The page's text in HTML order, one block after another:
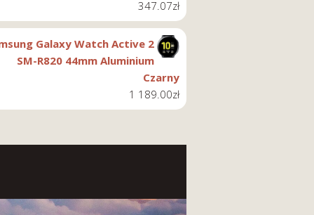
347.07zł
Galaxy Watch Active 2
SM-R820 44mm Aluminium
Czarny
1 189.00zł